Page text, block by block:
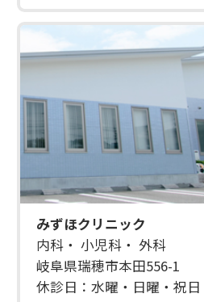
みずほクリニック
内科・ 小児科・ 外科
岐阜県瑞穂市本田556-1
休診日：水曜・日曜・祝日